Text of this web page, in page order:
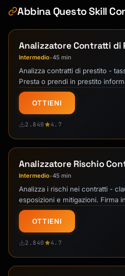
Abbina Questo Skill
Analizzatore Contratti di
Intermedio•45 min
Analizza contratti di prestito -
Presta o prendi in prestito
OTTIENI
2.840 4.7
Analizzatore Rischio
Intermedio•45 min
Analizza i rischi nei contratti -
esposizioni e mitigazioni. Firma
OTTIENI
2.840 4.7